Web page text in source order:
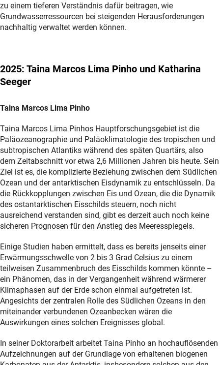
zu einem tieferen Verständnis dafür beitragen, wie
Grundwasserressourcen bei steigenden Herausforderungen
nachhaltig verwaltet werden können.
2025: Taina Marcos Lima Pinho und Katharina
Seeger
Taina Marcos Lima Pinho
Taina Marcos Lima Pinhos Hauptforschungsgebiet ist die
Paläozeanographie und Paläoklimatologie des tropischen und
subtropischen Atlantiks während des späten Quartärs, also
dem Zeitabschnitt vor etwa 2,6 Millionen Jahren bis heute. Sein
Ziel ist es, die komplizierte Beziehung zwischen dem Südlichen
Ozean und der antarktischen Eisdynamik zu entschlüsseln. Da
die Rückkopplungen zwischen Eis und Ozean, die die Dynamik
des ostantarktischen Eisschilds steuern, noch nicht
ausreichend verstanden sind, gibt es derzeit auch noch keine
sicheren Prognosen für den Anstieg des Meeresspiegels.
Einige Studien haben ermittelt, dass es bereits jenseits einer
Erwärmungsschwelle von 2 bis 3 Grad Celsius zu einem
teilweisen Zusammenbruch des Eisschilds kommen könnte –
ein Phänomen, das in der Vergangenheit während wärmerer
Klimaphasen auf der Erde schon einmal aufgetreten ist.
Angesichts der zentralen Rolle des Südlichen Ozeans in den
miteinander verbundenen Ozeanbecken wären die
Auswirkungen eines solchen Ereignisses global.
In seiner Doktorarbeit arbeitet Taina Pinho an hochauflösenden
Aufzeichnungen auf der Grundlage von erhaltenen biogenen